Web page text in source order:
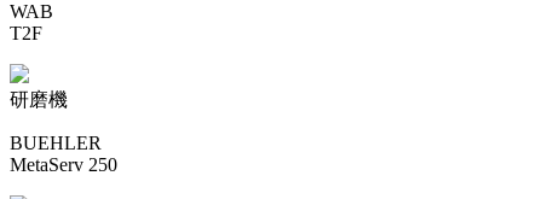
WAB
T2F
研磨機
BUEHLER
MetaServ 250